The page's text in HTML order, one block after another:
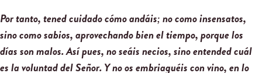
Por tanto, tened cuidado cómo andáis; no como insensatos,
sino como sabios, aprovechando bien el tiempo, porque los
días son malos. Así pues, no seáis necios, sino entended cuál
es la voluntad del Señor. Y no os embriaguéis con vino, en lo